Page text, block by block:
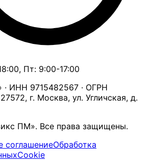
Пт: 9:00-17:00
ИНН 9715482567 · ОГРН
г. Москва, ул. Угличская, д.
ПМ». Все права защищены.
соглашениеОбработка
Cookie